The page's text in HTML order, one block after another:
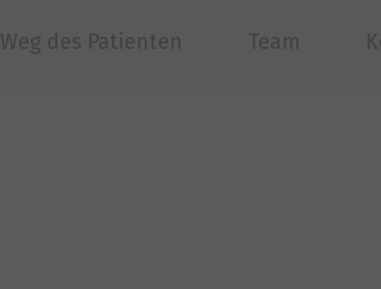
Weg des Patienten Team